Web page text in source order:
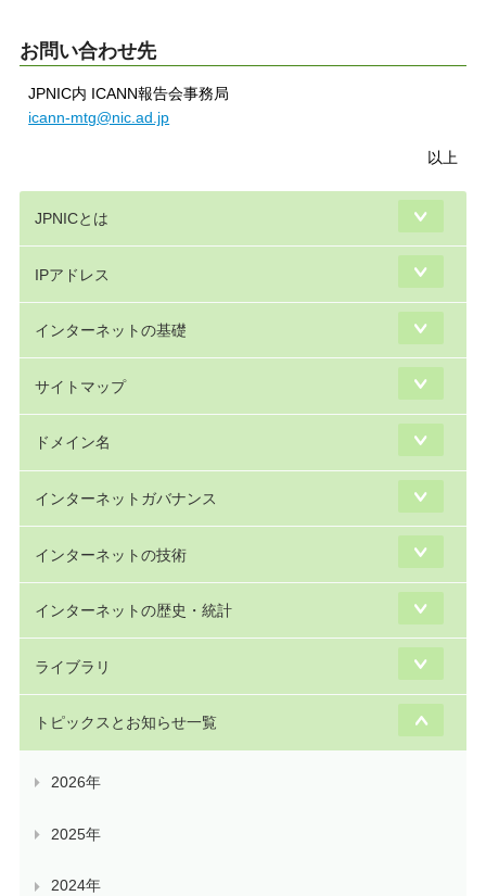
お問い合わせ先
JPNIC内 ICANN報告会事務局
icann-mtg@nic.ad.jp
以上
JPNICとは
IPアドレス
インターネットの基礎
サイトマップ
ドメイン名
インターネットガバナンス
インターネットの技術
インターネットの歴史・統計
ライブラリ
トピックスとお知らせ一覧
2026年
2025年
2024年